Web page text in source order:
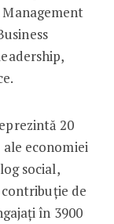
20
economiei
social,
de
în 3900